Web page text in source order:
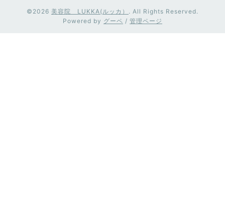
©2026 美容院 LUKKA(ルッカ） . All Rights Reserved.
Powered by グーペ / 管理ページ